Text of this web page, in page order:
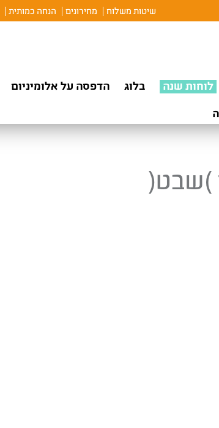
שיטות משלוח מחירונים הנחה כמותית
לוחות שנה בלוג הדפסה על אלומיניום
)שבט(